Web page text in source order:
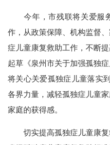
今年，市残联将关爱服务
作，从政策保障、机构监督
症儿童康复救助工作，不断
起草《泉州市关于加强孤独
将关心关爱孤独症儿童落实
各界力量，减轻孤独症儿童
家庭的获得感。
切实提高孤独症儿童康复